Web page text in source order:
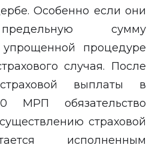
Особенно если они
сумму
процедуре
случая. После
выплаты в
МРП обязательство
страховой
исполненным